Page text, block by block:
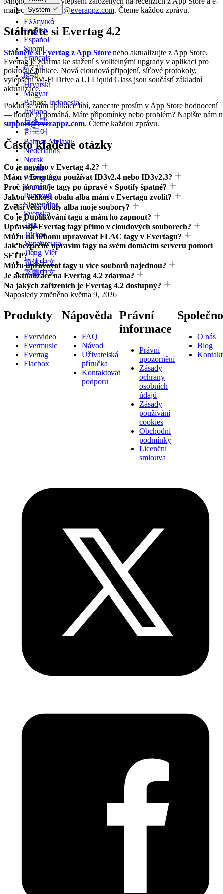
Dansk
Deutsch
Ελληνικά
English
Español
Suomi
Français
עברית
हिन्दी
Hrvatski
Magyar
Bahasa Indonesia
Italiano
日本語
한국어
Bahasa Melayu
Nederlands
Norsk
Polski
Português
Română
Русский
Slovenčina
Svenska
ไทย
Türkçe
Українська
Tiếng Việt
简体中文
繁體中文
Systém
mailech nasupport@everappz.com. Čteme každou zprávu.
Stáhněte si Evertag 4.2
Stáhněte si Evertag z App Store nebo aktualizujte z App Store.
Evertag je zdarma ke stažení s volitelnými upgrady v aplikaci pro
pokročilé funkce. Nová cloudová připojení, síťové protokoly,
vylepšení Wi-Fi Drive a UI Liquid Glass jsou součástí základní
aktualizace.
Pokud se vám aplikace líbí, zanechte prosím v App Store hodnocení
— hodně to pomáhá. Máte připomínky nebo problém? Napište nám
support@everappz.com. Čteme každou zprávu.
Často kladené otázky
Co je nového v Evertag 4.2?
Mám v Evertagu používat ID3v2.4 nebo ID3v2.3?
Proč jsou moje tagy po úpravě v Spotify špatné?
Jakou velikost obalu alba mám v Evertagu zvolit?
Zvětší větší obaly alba moje soubory?
Co je Duplikování tagů a mám ho zapnout?
Upravuje Evertag tagy přímo v cloudových souborech?
Můžu na iPhonu upravovat FLAC tagy v Evertagu?
Jak bezpečně upravím tagy na svém domácím serveru pomocí
SFTP?
Můžu upravovat tagy u více souborů najednou?
Je aktualizace na Evertag 4.2 zdarma?
Na jakých zařízeních je Evertag 4.2 dostupný?
Naposledy změněno května 9, 2026
Produkty
Evervideo
Evermusic
Evertag
Flacbox
Nápověda
FAQ
Návod
Uživatelská
příručka
Kontaktovat
podporu
Právní
informace
Právní
upozornění
Zásady
ochrany
osobních
údajů
Zásady
používání
cookies
Obchodní
podmínky
Licenční
smlouva
O nás
Blog
Kontakt